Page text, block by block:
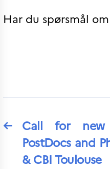
Har du spørsmål
←
Call for new
PostDocs and
& CBI Toulouse